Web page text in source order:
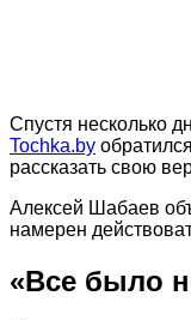
Спустя несколько
Tochka.by
рассказать свою
Алексей Шабаев
намерен
«Все было